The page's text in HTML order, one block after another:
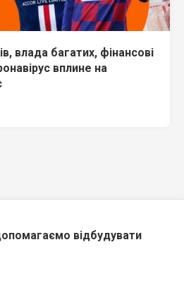
влада багатих, фінансові
вплине на
відбудувати